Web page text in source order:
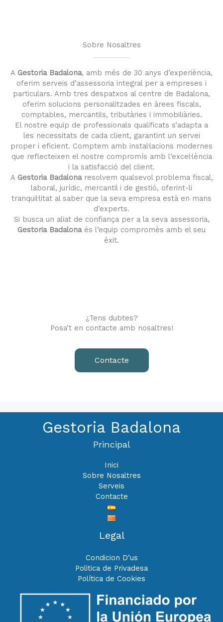
Sobre Nosaltres
A Gestoria Badalona, amb més de 30 anys d’experiència,
oferim serveis d’assessoria integral per a empreses i
particulars. Amb tres despatxos al centre de Badalona,
oferim solucions personalitzades en àrees fiscals,
comptables, mercantils, tributàries i immobiliàries.
El nostre equip de professionals qualificats s’adapta a
les necessitats de cada client, garantint un servei
proper i eficient. Comptem amb instal·lacions modernes
que reflecteixen el nostre compromís amb l’excel·lència
i la satisfacció del client.
A Gestoria Badalonaresolvem qualsevol problema fiscal,
laboral, jurídic, mercantil i de gestió, oferint-li
tranquil·litat al saber que la seva empresa està en mans
d’experts.
Si busca un aliat de confiança per a la seva assessoria,
Gestoria Badalonaés l’equip compromès amb el seu
èxit.
¿Tens dubtes?
Posa’t en contacte amb nosaltres!
Contacte
Gestoria Badalona
Principal
Inici
Sobre Nosaltres
Serveis
Contacte
Legal
Condicion D’us
Politica de Privadesa
Política de Cookies